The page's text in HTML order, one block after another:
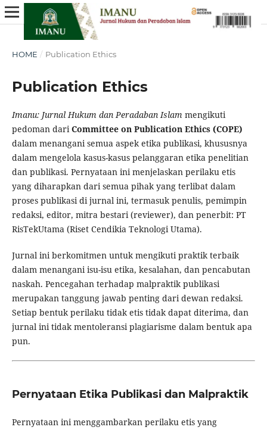
HOME / Publication Ethics
Publication Ethics
Imanu: Jurnal Hukum dan Peradaban Islam mengikuti
pedoman dariCommittee on Publication Ethics (COPE)
dalam menangani semua aspek etika publikasi, khususnya
dalam mengelola kasus-kasus pelanggaran etika penelitian
dan publikasi. Pernyataan ini menjelaskan perilaku etis
yang diharapkan dari semua pihak yang terlibat dalam
proses publikasi di jurnal ini, termasuk penulis, pemimpin
redaksi, editor, mitra bestari (reviewer), dan penerbit: PT
RisTekUtama (Riset Cendikia Teknologi Utama).
Jurnal ini berkomitmen untuk mengikuti praktik terbaik
dalam menangani isu-isu etika, kesalahan, dan pencabutan
naskah. Pencegahan terhadap malpraktik publikasi
merupakan tanggung jawab penting dari dewan redaksi.
Setiap bentuk perilaku tidak etis tidak dapat diterima, dan
jurnal ini tidak mentoleransi plagiarisme dalam bentuk apa
pun.
Pernyataan Etika Publikasi dan Malpraktik
Pernyataan ini menggambarkan perilaku etis yang